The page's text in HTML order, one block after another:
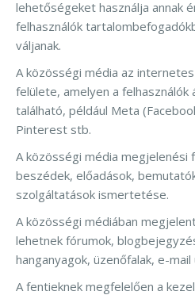
lehetőségeket használja annak
felhasználók
váljanak.
A közösségi média az
felülete, amelyen a
található, például Meta
Pinterest stb.
A közösségi média megjelenési
beszédek, előadások,
szolgáltatások ismertetése.
A közösségi médiában
lehetnek fórumok,
hanganyagok, üzenőfalak, e-
A fentieknek megfelelően a